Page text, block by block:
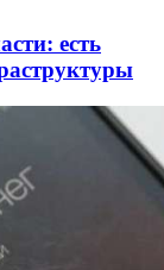
есть
в топ‑15